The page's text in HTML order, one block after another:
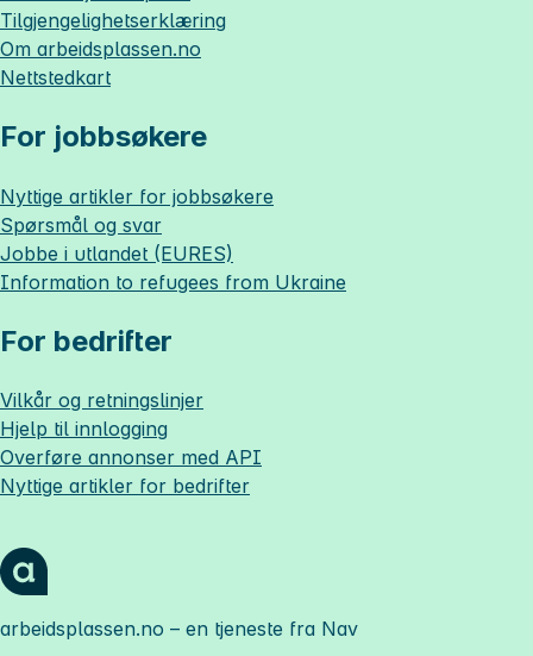
Tilgjengelighetserklæring
Om arbeidsplassen.no
Nettstedkart
For jobbsøkere
Nyttige artikler for jobbsøkere
Spørsmål og svar
Jobbe i utlandet (EURES)
Information to refugees from Ukraine
For bedrifter
Vilkår og retningslinjer
Hjelp til innlogging
Overføre annonser med API
Nyttige artikler for bedrifter
arbeidsplassen.no – en tjeneste fra Nav